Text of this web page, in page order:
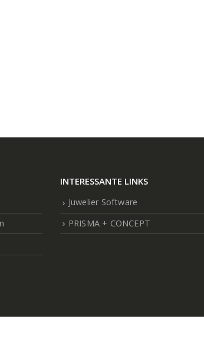
INTERESSANTE LINKS
Juwelier Software
PRISMA + CONCEPT